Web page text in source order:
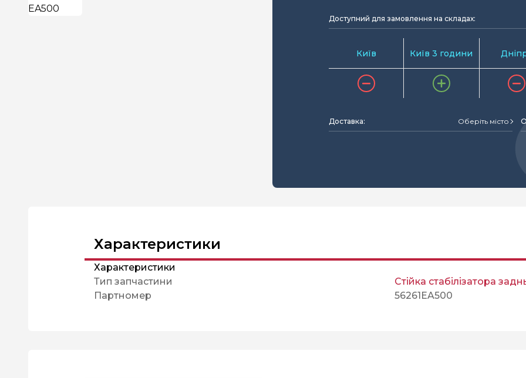
Доступний для замовлення на складах:
Київ Київ 3 години
Доставка: Оберіть місто
Характеристики
Характеристики
Тип запчастини
Стійка стабілізатора
Партномер
56261EA500